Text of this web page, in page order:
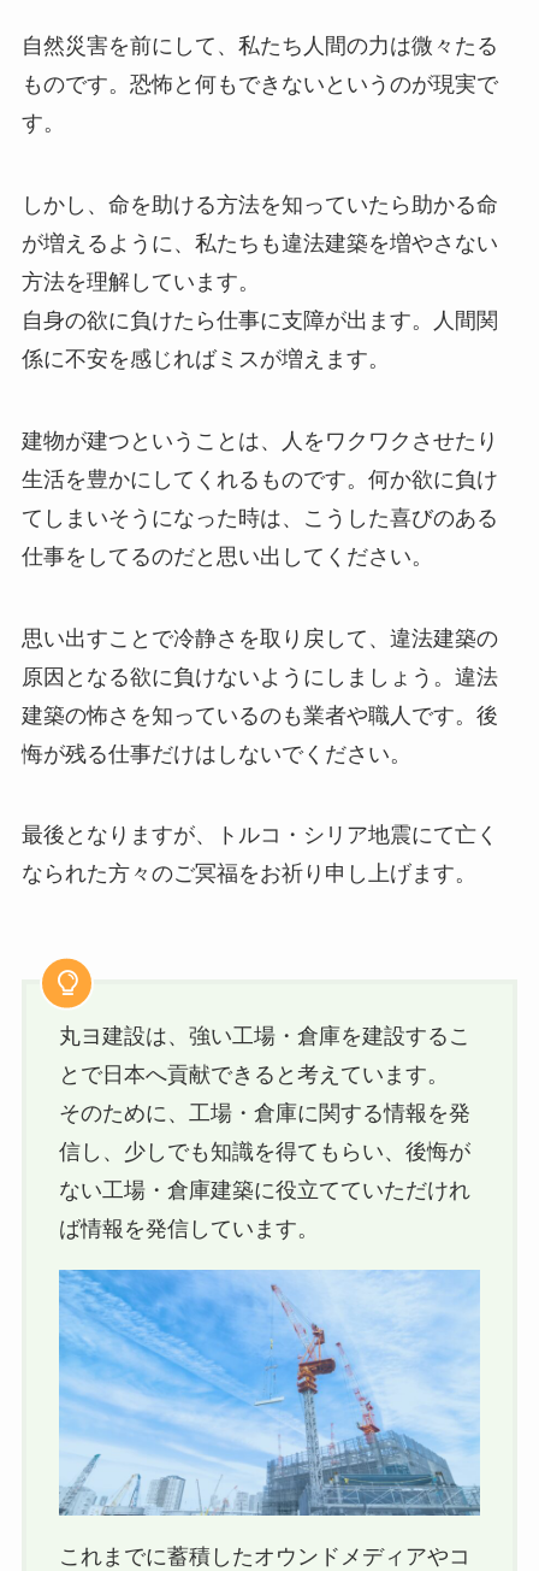
自然災害を前にして、私たち人間の力は微々たる
ものです。恐怖と何もできないというのが現実で
す。
しかし、命を助ける方法を知っていたら助かる命
が増えるように、私たちも違法建築を増やさない
方法を理解しています。
自身の欲に負けたら仕事に支障が出ます。人間関
係に不安を感じればミスが増えます。
建物が建つということは、人をワクワクさせたり
生活を豊かにしてくれるものです。何か欲に負け
てしまいそうになった時は、こうした喜びのある
仕事をしてるのだと思い出してください。
思い出すことで冷静さを取り戻して、違法建築の
原因となる欲に負けないようにしましょう。違法
建築の怖さを知っているのも業者や職人です。後
悔が残る仕事だけはしないでください。
最後となりますが、トルコ・シリア地震にて亡く
なられた方々のご冥福をお祈り申し上げます。
丸ヨ建設は、強い工場・倉庫を建設するこ
とで日本へ貢献できると考えています。
そのために、工場・倉庫に関する情報を発
信し、少しでも知識を得てもらい、後悔が
ない工場・倉庫建築に役立てていただけれ
ば情報を発信しています。
これまでに蓄積したオウンドメディアやコ